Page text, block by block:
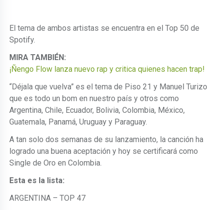
El tema de ambos artistas se encuentra en el Top 50 de
Spotify.
MIRA TAMBIÉN:
¡Ñengo Flow lanza nuevo rap y critica quienes hacen trap!
“Déjala que vuelva” es el tema de Piso 21 y Manuel Turizo
que es todo un bom en nuestro país y otros como
Argentina, Chile, Ecuador, Bolivia, Colombia, México,
Guatemala, Panamá, Uruguay y Paraguay.
A tan solo dos semanas de su lanzamiento, la canción ha
logrado una buena aceptación y hoy se certificará como
Single de Oro en Colombia.
Esta es la lista:
ARGENTINA – TOP 47